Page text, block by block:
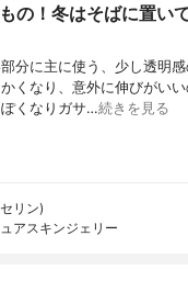
の！冬はそばに置い
分に主に使う、少し透明
くなり、意外に伸びがい
くなりガサ…続きを見る
リン)
アスキンジェリー